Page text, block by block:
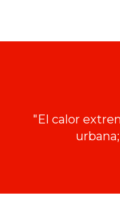
"El calor